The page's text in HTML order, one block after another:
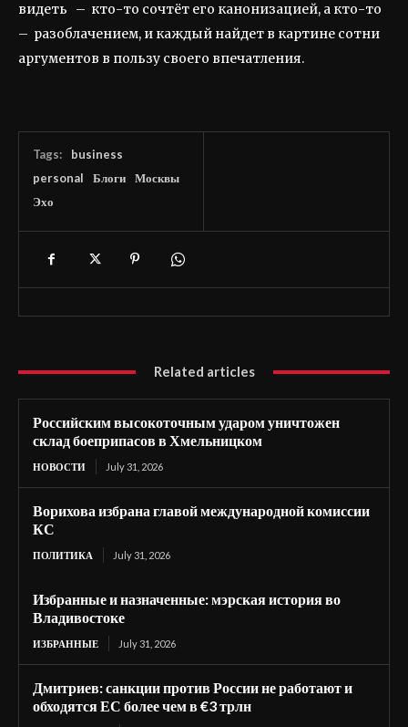
видеть – кто-то сочтёт его канонизацией, а кто-то
– разоблачением, и каждый найдет в картине сотни
аргументов в пользу своего впечатления.
Tags:
business
personal
Блоги
Москвы
Эхо
Related articles
Российским высокоточным ударом уничтожен
склад боеприпасов в Хмельницком
НОВОСТИ July 31, 2026
Ворихова избрана главой международной комиссии
КС
ПОЛИТИКА July 31, 2026
Избранные и назначенные: мэрская история во
Владивостоке
ИЗБРАННЫЕ July 31, 2026
Дмитриев: санкции против России не работают и
обходятся ЕС более чем в €3 трлн